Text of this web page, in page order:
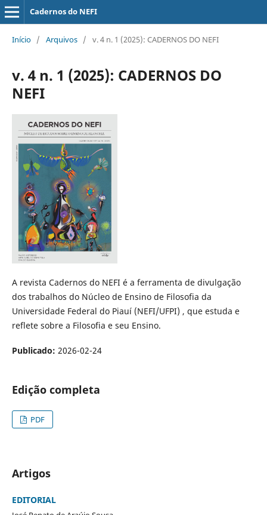
Cadernos do NEFI
Início / Arquivos / v. 4 n. 1 (2025): CADERNOS DO NEFI
v. 4 n. 1 (2025): CADERNOS DO
NEFI
A revista Cadernos do NEFI é a ferramenta de divulgação
dos trabalhos do Núcleo de Ensino de Filosofia da
Universidade Federal do Piauí (NEFI/UFPI) , que estuda e
reflete sobre a Filosofia e seu Ensino.
Publicado: 2026-02-24
Edição completa
PDF
Artigos
EDITORIAL